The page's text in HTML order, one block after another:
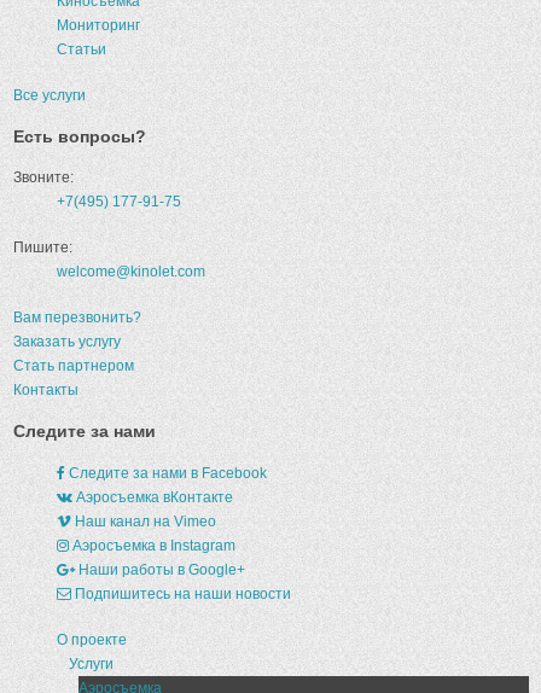
Мониторинг
Статьи
Все услуги
Есть вопросы?
Звоните:
+7(495) 177-91-75
Пишите:
welcome@kinolet.com
Вам перезвонить?
Заказать услугу
Стать партнером
Контакты
Следите за нами
Следите за нами в Facebook
Аэросъемка вКонтакте
Наш канал на Vimeo
Аэросъемка в Instagram
Наши работы в Google+
Подпишитесь на наши новости
О проекте
Услуги
Аэросъемка